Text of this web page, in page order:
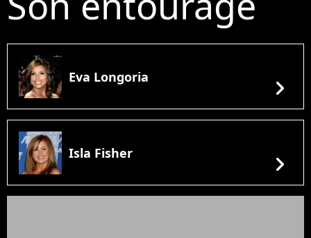
Eva Longoria chevron_right
Isla Fisher chevron_right